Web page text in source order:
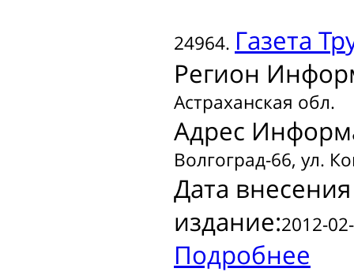
24964. Газета
Регион
Астраханская обл.
Адрес
Волгоград-66, ул.
Дата
издание:2012-
Подробнее